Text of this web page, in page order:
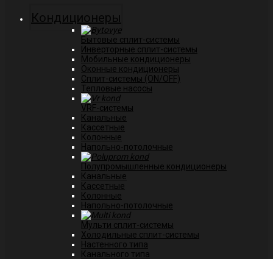
Кондиционеры
Бытовые сплит-системы
Инверторные сплит-системы
Мобильные кондиционеры
Оконные кондиционеры
Сплит-системы (ON/OFF)
Тепловые насосы
VRF-системы
Канальные
Касcетные
Колонные
Напольно-потолочные
Полупромышленные кондиционеры
Канальные
Кассетные
Колонные
Напольно-потолочные
Мульти сплит-системы
Холодильные сплит-системы
Настенного типа
Канального типа